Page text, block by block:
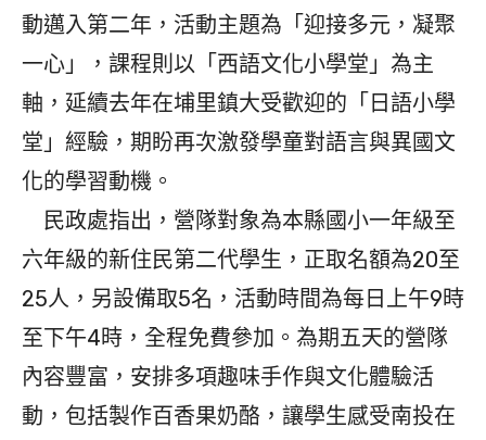
動邁入第二年，活動主題為「迎接多元，凝聚
一心」，課程則以「西語文化小學堂」為主
軸，延續去年在埔里鎮大受歡迎的「日語小學
堂」經驗，期盼再次激發學童對語言與異國文
化的學習動機。
民政處指出，營隊對象為本縣國小一年級至
六年級的新住民第二代學生，正取名額為20至
25人，另設備取5名，活動時間為每日上午9時
至下午4時，全程免費參加。為期五天的營隊
內容豐富，安排多項趣味手作與文化體驗活
動，包括製作百香果奶酪，讓學生感受南投在